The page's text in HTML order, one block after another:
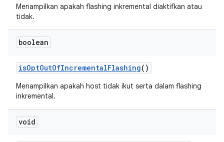
Menampilkan apakah flashing inkremental diaktifkan atau
tidak.
boolean
isOptOutOfIncrementalFlashing()
Menampilkan apakah host tidak ikut serta dalam flashing
inkremental.
void